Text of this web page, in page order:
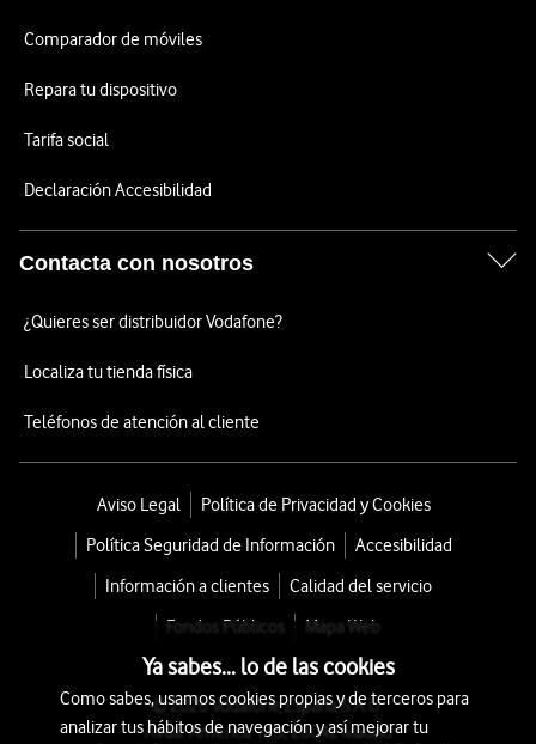
Comparador de móviles
Repara tu dispositivo
Tarifa social
Declaración Accesibilidad
Contacta con nosotros
¿Quieres ser distribuidor Vodafone?
Localiza tu tienda física
Teléfonos de atención al cliente
Aviso Legal
Política de Privacidad y Cookies
Política Seguridad de Información
Accesibilidad
Información a clientes
Calidad del servicio
Fondos Públicos
Mapa Web
© 2026 Vodafone España S.A.U.
Avda. América 115, 28042 Madrid
Ya sabes... lo de las cookies
Como sabes, usamos cookies propias y de terceros para
analizar tus hábitos de navegación y así mejorar tu